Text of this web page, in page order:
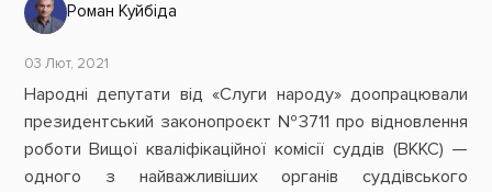
Роман Куйбіда
03 Лют, 2021
Народні депутати від «Слуги народу» доопрацювали
президентський законопроєкт №3711 про відновлення
роботи Вищої кваліфікаційної комісії суддів (ВККС) —
одного з найважливіших органів суддівського